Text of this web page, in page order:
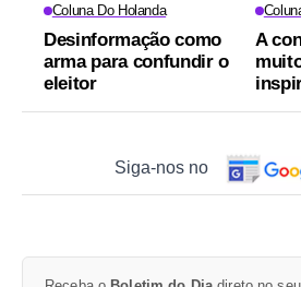
Coluna Do Holanda
Desinformação como
arma para confundir o
eleitor
A
Siga-nos no